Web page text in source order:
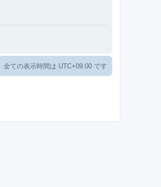
全ての表示時間は UTC+09:00 です